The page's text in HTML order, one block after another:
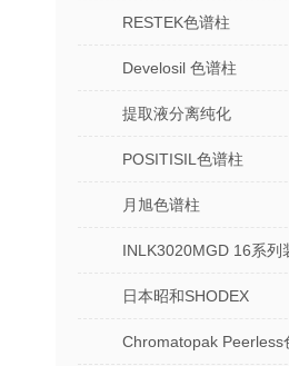
RESTEK色谱柱
Develosil 色谱柱
提取液分离纯化
POSITISIL色谱柱
月旭色谱柱
INLK3020MGD 16系列
日本昭和SHODEX
Chromatopak Peerless